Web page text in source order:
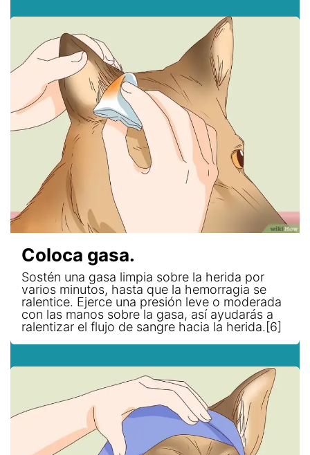
Coloca gasa.
Sostén una gasa limpia sobre la herida por
varios minutos, hasta que la hemorragia se
ralentice. Ejerce una presión leve o moderada
con las manos sobre la gasa, así ayudarás a
ralentizar el flujo de sangre hacia la herida.[6]